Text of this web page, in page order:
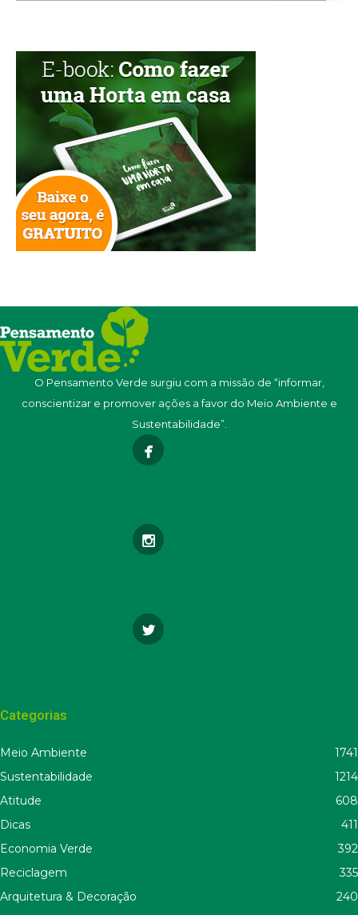
O Pensamento Verde surgiu com a missão de “informar,
conscientizar e promover ações a favor do Meio Ambiente e
Sustentabilidade”.
Categorias
Meio Ambiente
1741
Sustentabilidade
1214
Atitude
608
Dicas
411
Economia Verde
392
Reciclagem
335
Arquitetura & Decoração
240